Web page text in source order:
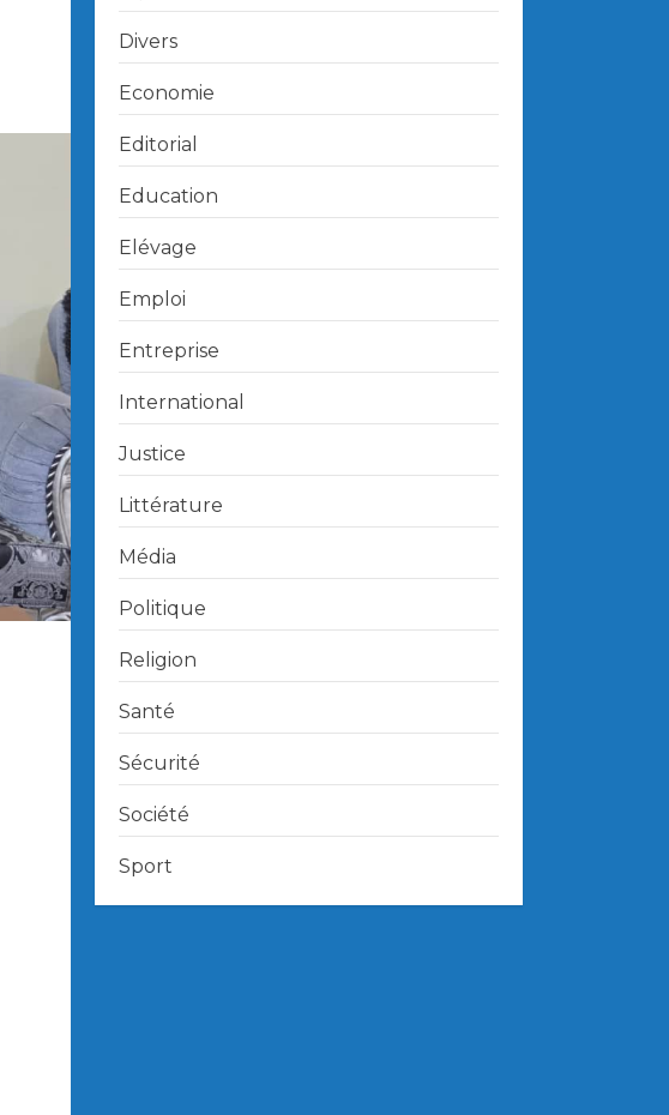
Divers
Economie
Editorial
Education
Elévage
Emploi
Entreprise
International
Justice
Littérature
Média
Politique
Religion
Santé
Sécurité
Société
Sport